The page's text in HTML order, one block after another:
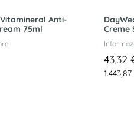
Anti-
75ml
Creme
43,32